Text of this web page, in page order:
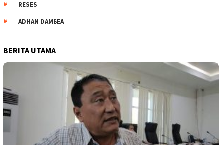
RESES
ADHAN DAMBEA
BERITA UTAMA